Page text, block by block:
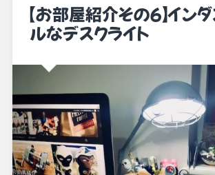
【お部屋紹介その6】インダ
ルなデスクライト